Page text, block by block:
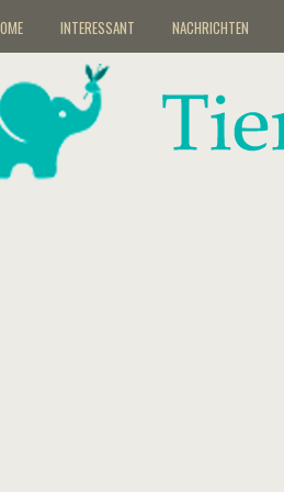
INTERESSANT NACHRICHTEN